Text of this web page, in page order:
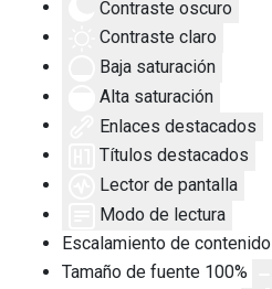
Contraste oscuro
Contraste claro
Baja saturación
Alta saturación
Enlaces destacados
Títulos destacados
Lector de pantalla
Modo de lectura
Escalamiento de contenido
Tamaño de fuente 100%